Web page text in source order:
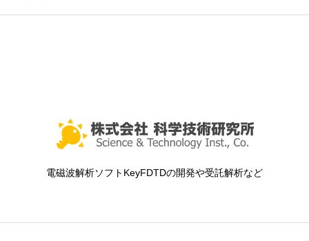
電磁波解析ソフトKeyFDTDの開発や受託解析など